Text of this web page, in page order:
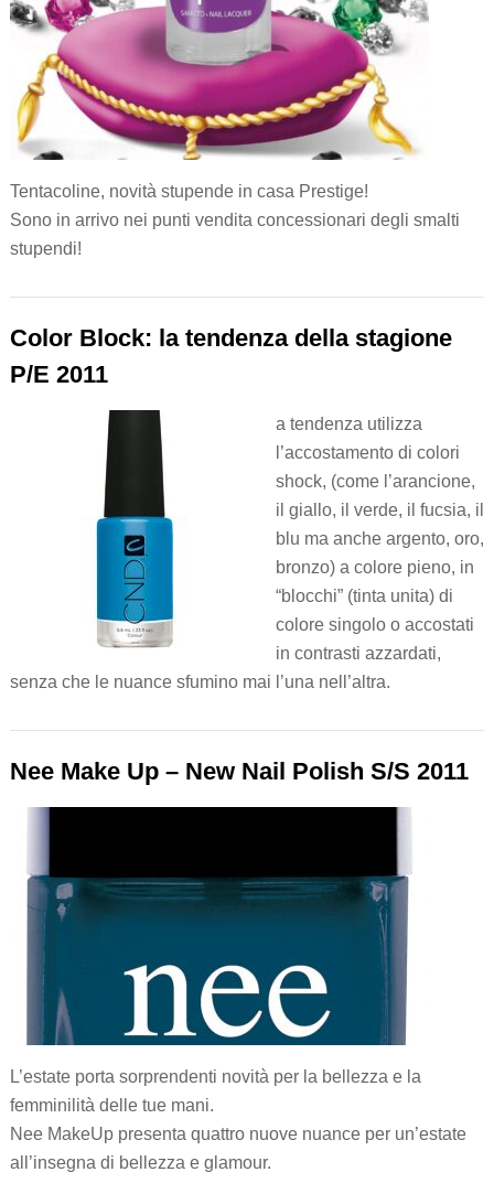
Tentacoline, novità stupende in casa Prestige!
Sono in arrivo nei punti vendita concessionari degli smalti
stupendi!
Color Block: la tendenza della stagione
P/E 2011
a tendenza utilizza
l’accostamento di colori
shock, (come l’arancione,
il giallo, il verde, il fucsia, il
blu ma anche argento, oro,
bronzo) a colore pieno, in
“blocchi” (tinta unita) di
colore singolo o accostati
in contrasti azzardati,
senza che le nuance sfumino mai l’una nell’altra.
Nee Make Up – New Nail Polish S/S 2011
L’estate porta sorprendenti novità per la bellezza e la
femminilità delle tue mani.
Nee MakeUp presenta quattro nuove nuance per un’estate
all’insegna di bellezza e glamour.